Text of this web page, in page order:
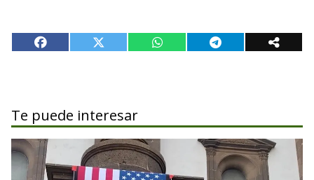
Te puede interesar